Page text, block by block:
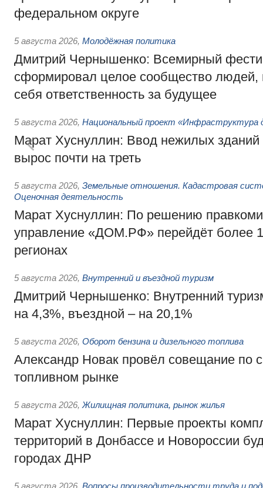
федеральном округе
5 августа 2026, Молодёжная политика
Дмитрий Чернышенко: Всемирный
сформировал целое сообщество людей,
себя ответственность за будущее
5 августа 2026, Национальный проект «Инфраструктура
Марат Хуснуллин: Ввод нежилых зданий
вырос почти на треть
5 августа 2026, Земельные отношения. Кадастровая
Оценочная деятельность
Марат Хуснуллин: По решению
управление «ДОМ.РФ» перейдёт более
регионах
5 августа 2026, Внутренний и въездной туризм
Дмитрий Чернышенко: Внутренний
на 4,3%, въездной – на 20,1%
5 августа 2026, Оборот бензина и дизельного топлива
Александр Новак провёл совещание по
топливном рынке
5 августа 2026, Жилищная политика, рынок жилья
Марат Хуснуллин: Первые проекты
территорий в Донбассе и Новороссии
городах ДНР
5 августа 2026, Вопросы производительности труда и